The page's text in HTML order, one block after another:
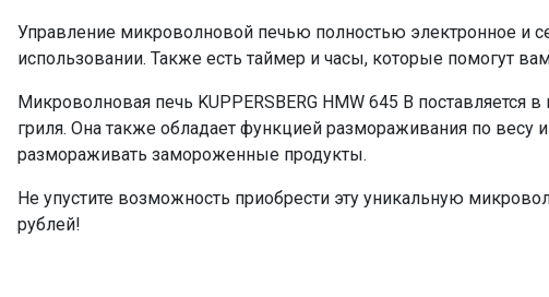
Управление микроволновой печью полностью электронное и
использовании. Также есть таймер и часы, которые помогут
Микроволновая печь KUPPERSBERG HMW 645 B
гриля. Она также обладает функцией размораживания по весу
размораживать замороженные продукты.
Не упустите возможность приобрести эту уникальную
рублей!